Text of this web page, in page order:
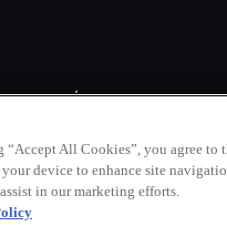
VIE
DÉCOUVRIR
LOCATION DE VOILIERS
INDONÉSIE
GALERIE
All Cookies”, you agree to
device to enhance site
in our marketing efforts.